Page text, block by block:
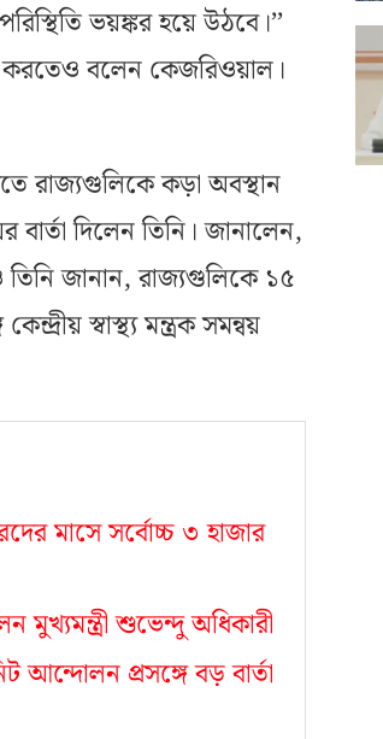
ভয়ঙ্কর হয়ে উঠবে।’’
করতেও বলেন কেজরিওয়াল।
রাজ্যগুলিকে কড়া অবস্থান
দিলেন তিনি। জানালেন,
তিনি জানান, রাজ্যগুলিকে ১৫
স্বাস্থ্য মন্ত্রক সমন্বয়
মাসে সর্বোচ্চ ৩ হাজার
মুখ্যমন্ত্রী শুভেন্দু অধিকারী
আন্দোলন প্রসঙ্গে বড় বার্তা